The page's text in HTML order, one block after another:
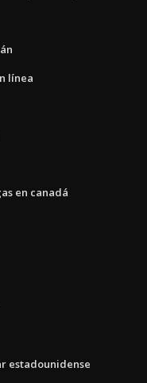
línea
en canadá
estadounidense